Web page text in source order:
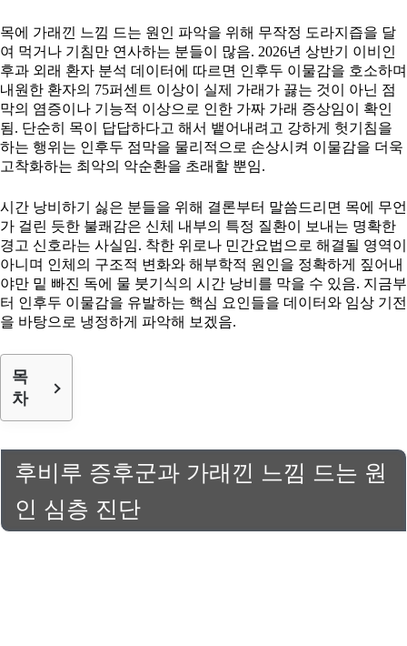
목에 가래낀 느낌 드는 원인 파악을 위해 무작정 도라지즙을 달
여 먹거나 기침만 연사하는 분들이 많음. 2026년 상반기 이비인
후과 외래 환자 분석 데이터에 따르면 인후두 이물감을 호소하며
내원한 환자의 75퍼센트 이상이 실제 가래가 끓는 것이 아닌 점
막의 염증이나 기능적 이상으로 인한 가짜 가래 증상임이 확인
됨. 단순히 목이 답답하다고 해서 뱉어내려고 강하게 헛기침을
하는 행위는 인후두 점막을 물리적으로 손상시켜 이물감을 더욱
고착화하는 최악의 악순환을 초래할 뿐임.
시간 낭비하기 싫은 분들을 위해 결론부터 말씀드리면 목에 무언
가 걸린 듯한 불쾌감은 신체 내부의 특정 질환이 보내는 명확한
경고 신호라는 사실임. 착한 위로나 민간요법으로 해결될 영역이
아니며 인체의 구조적 변화와 해부학적 원인을 정확하게 짚어내
야만 밑 빠진 독에 물 붓기식의 시간 낭비를 막을 수 있음. 지금부
터 인후두 이물감을 유발하는 핵심 요인들을 데이터와 임상 기전
을 바탕으로 냉정하게 파악해 보겠음.
목
차
후비루 증후군과 가래낀 느낌 드는 원
인 심층 진단